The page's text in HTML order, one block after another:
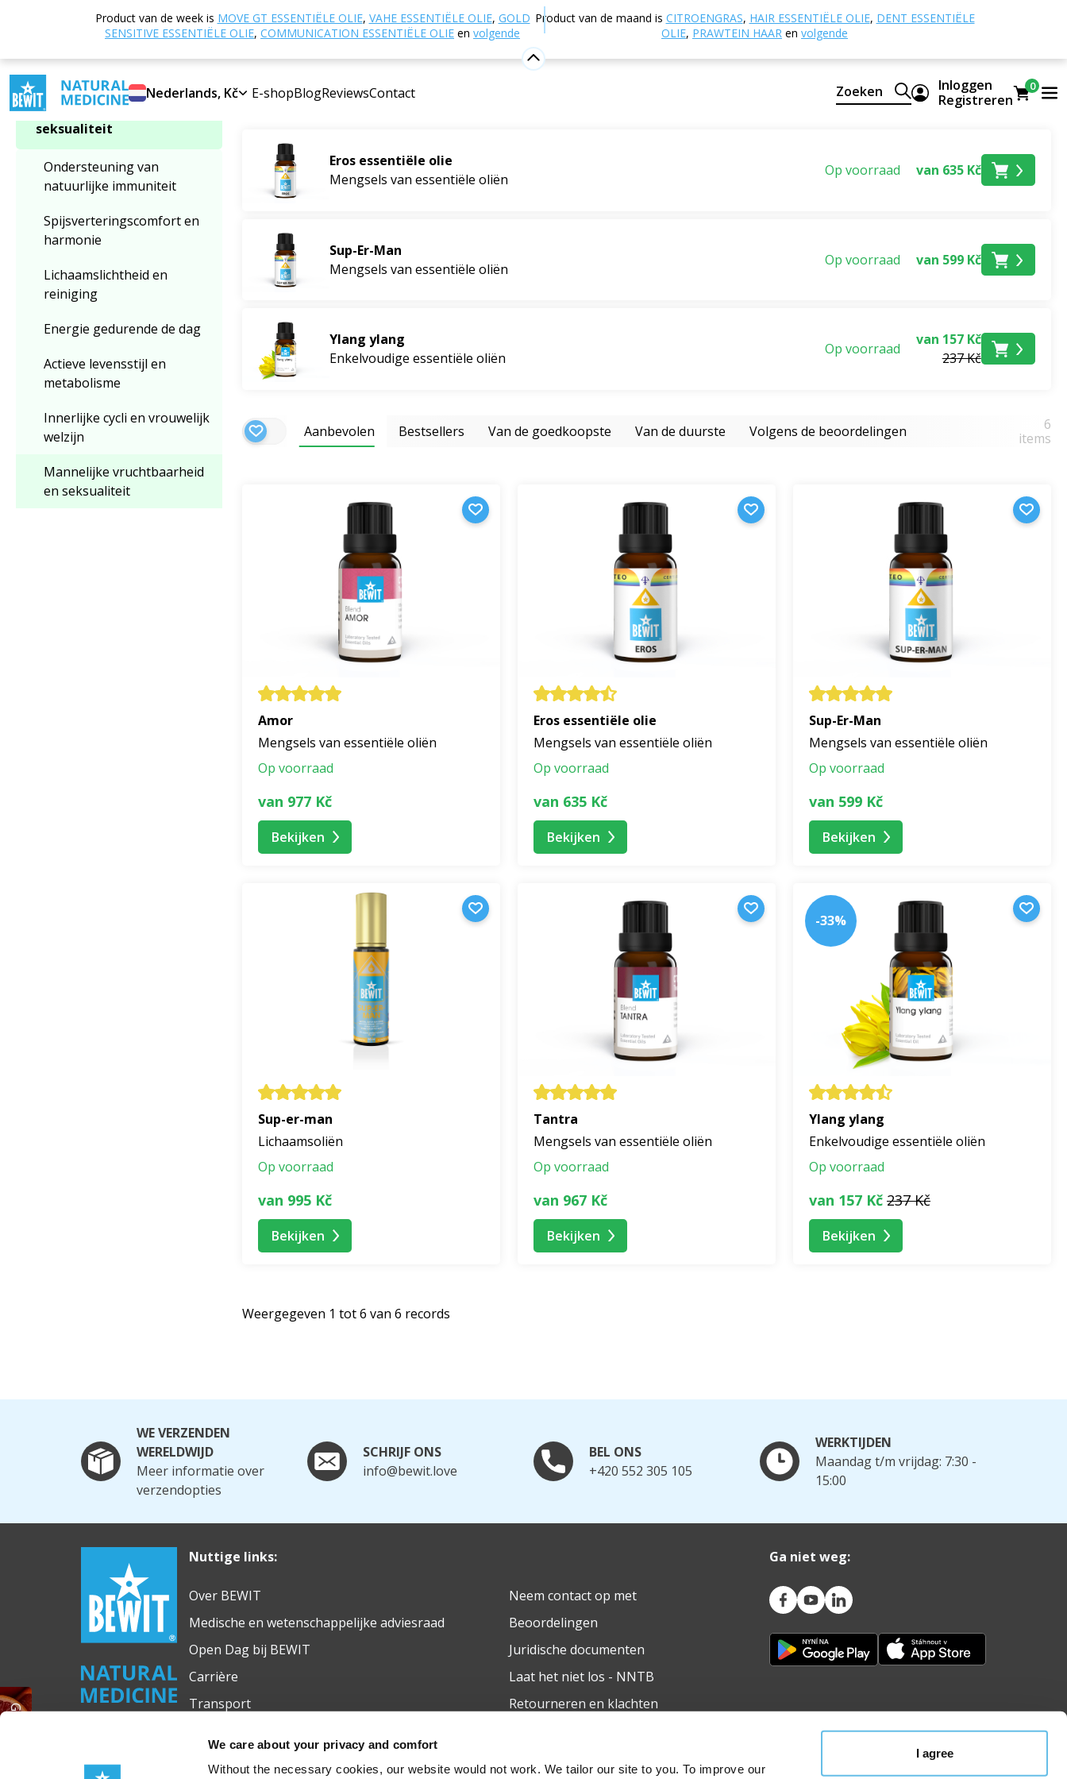
We care about your privacy and comfort
Without the necessary cookies, our website would not work. We tailor our site to you. To improve our
I agree
Product van de week is MOVE GT ESSENTIËLE OLIE, VAHE ESSENTIËLE OLIE, GOLD
SENSITIVE ESSENTIËLE OLIE, COMMUNICATION ESSENTIËLE OLIE en volgende
Product van de maand is CITROENGRAS, HAIR ESSENTIËLE OLIE, DENT ESSENTIËLE
OLIE, PRAWTEIN HAAR en volgende
Nederlands, Kč E-shopBlogReviewsContact Zoeken
Inloggen
Registreren
0
Categorie kiezen
Mannelijke
vruchtbaarheid en
seksualiteit
Ondersteuning van
natuurlijke immuniteit
Spijsverteringscomfort en
harmonie
Lichaamslichtheid en
reiniging
Energie gedurende de dag
Actieve levensstijl en
metabolisme
Innerlijke cycli en vrouwelijk
welzijn
Mannelijke vruchtbaarheid
en seksualiteit
E-shop Mogelijke ondersteuning bij
Natuurlijke
vitaliteit en balans
Mannelijke vruchtbaarheid en seksualiteit
Mannelijke vruchtbaarheid en seksualiteit
Bestsellers
Eros essentiële olie
Mengsels van essentiële oliën
Op voorraad van 635 Kč
Sup-Er-Man
Mengsels van essentiële oliën
Op voorraad van 599 Kč
Ylang ylang
Enkelvoudige essentiële oliën
Op voorraad
van 157 Kč
237 Kč
Aanbevolen Bestsellers Van de goedkoopste Van de duurste Volgens de beoordelingen
6
items
Amor
Mengsels van essentiële oliën
Op voorraad
van 977 Kč
Bekijken
Eros essentiële olie
Mengsels van essentiële oliën
Op voorraad
van 635 Kč
Bekijken
Sup-Er-Man
Mengsels van essentiële oliën
Op voorraad
van 599 Kč
Bekijken
Sup-er-man
Lichaamsoliën
Op voorraad
van 995 Kč
Bekijken
Tantra
Mengsels van essentiële oliën
Op voorraad
van 967 Kč
Bekijken
-33%
Ylang ylang
Enkelvoudige essentiële oliën
Op voorraad
van 157 Kč 237 Kč
Bekijken
Weergegeven 1 tot 6 van 6 records
WE VERZENDEN
WERELDWIJD
Meer informatie over
verzendopties
SCHRIJF ONS
info@bewit.love
BEL ONS
+420 552 305 105
WERKTIJDEN
Maandag t/m vrijdag: 7:30 -
15:00
Nuttige links:
Over BEWIT
Medische en wetenschappelijke adviesraad
Open Dag bij BEWIT
Carrière
Transport
Neem contact op met
Beoordelingen
Juridische documenten
Laat het niet los - NNTB
Retourneren en klachten
Ga niet weg: